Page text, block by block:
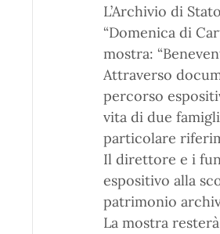
L’Archivio di
“Domenica di
mostra:
Attraverso
percorso
vita di due
particolare
Il direttore e i
espositivo alla
patrimonio
La mostra